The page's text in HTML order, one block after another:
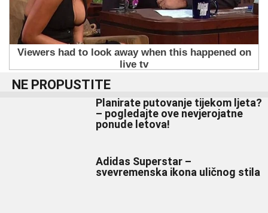
NE PROPUSTITE
Planirate putovanje tijekom ljeta?
– pogledajte ove nevjerojatne
ponude letova!
Adidas Superstar –
svevremenska ikona uličnog stila